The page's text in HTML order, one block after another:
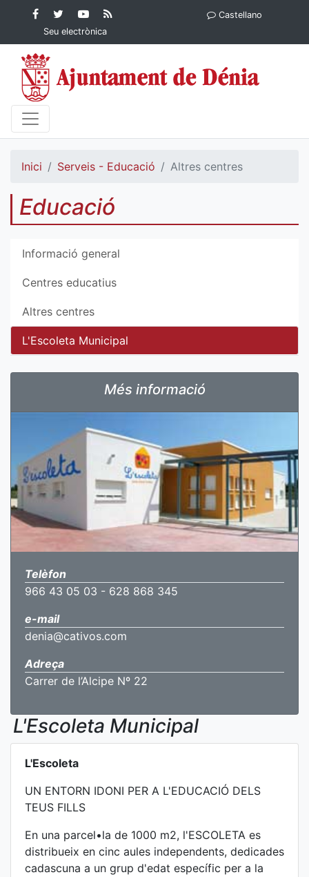
Contingut principalFacebook
Ajuntament de Dénia
Twitter
Ajuntament de
Dénia
YouTube
Ajuntament
de Dénia
Ajuntament
Seu electrònica
Castellano
Inici Serveis - Educació Altres centres
Educació
Informació general
Centres educatius
Altres centres
L'Escoleta Municipal
Més informació
Telèfon
966 43 05 03 - 628 868 345
e-mail
denia@cativos.com
Adreça
Carrer de l’Alcipe Nº 22
L'Escoleta Municipal
L'Escoleta
UN ENTORN IDONI PER A L'EDUCACIÓ DELS
TEUS FILLS
En una parcel•la de 1000 m2, l'ESCOLETA es
distribueix en cinc aules independents, dedicades
cadascuna a un grup d'edat específic per a la